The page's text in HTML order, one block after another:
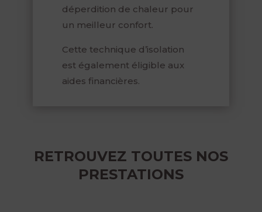
déperdition de chaleur pour
un meilleur confort.
Cette technique d’isolation
est également éligible aux
aides financières.
RETROUVEZ TOUTES NOS
PRESTATIONS